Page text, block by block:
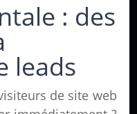
: des
leads
de site web